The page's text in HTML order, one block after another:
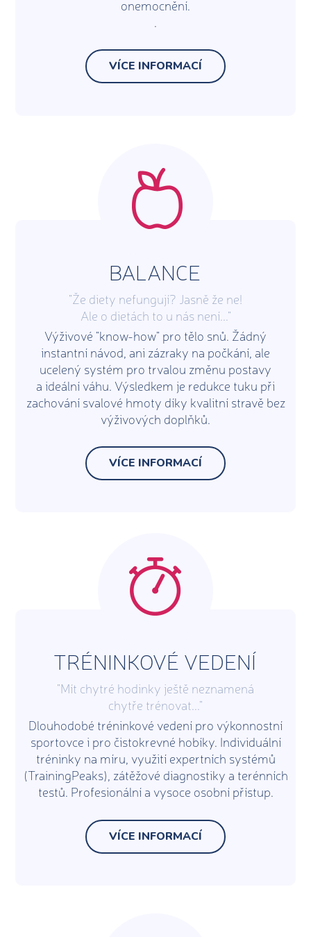
onemocnění.
VÍCE INFORMACÍ
BALANCE
"Že diety nefungují? Jasně že ne!
Ale o dietách to u nás není..."
Výživové "know-how" pro tělo snů. Žádný
instantní návod, ani zázraky na počkání, ale
ucelený systém pro trvalou změnu postavy
a ideální váhu. Výsledkem je redukce tuku při
zachování svalové hmoty díky kvalitní stravě bez
výživových doplňků.
VÍCE INFORMACÍ
TRÉNINKOVÉ VEDENÍ
"Mít chytré hodinky ještě neznamená
chytře trénovat..."
Dlouhodobé tréninkové vedení pro výkonnostní
sportovce i pro čistokrevné hobíky. Individuální
tréninky na míru, využití expertních systémů
(TrainingPeaks), zátěžové diagnostiky a terénních
testů. Profesionální a vysoce osobní přístup.
VÍCE INFORMACÍ